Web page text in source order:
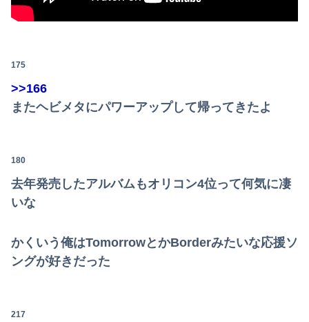
175
>>166
またヘビメタにパワーアップして帰ってきたよ
180
去年発売したアルバムもオリコン4位って何気に凄
いな
かくいう俺はTomorrowとかBorderみたいな応援ソ
ングが好きだった
217